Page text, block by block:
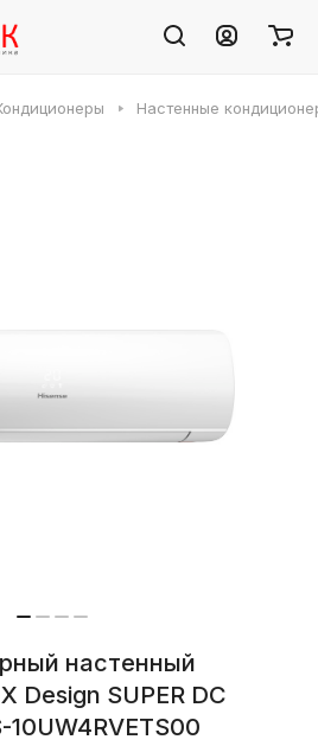
Настенные
настенный
Design SUPER DC